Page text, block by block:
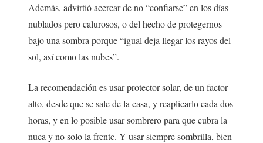
Además, advirtió acercar de no “confiarse” en los días
nublados pero calurosos, o del hecho de protegernos
bajo una sombra porque “igual deja llegar los rayos del
sol, así como las nubes”.
La recomendación es usar protector solar, de un factor
alto, desde que se sale de la casa, y reaplicarlo cada dos
horas, y en lo posible usar sombrero para que cubra la
nuca y no solo la frente. Y usar siempre sombrilla, bien